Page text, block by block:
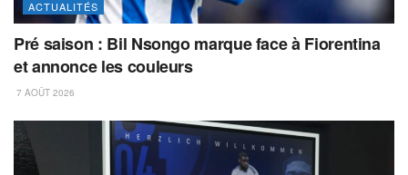
ACTUALITÉS
Pré saison : Bil Nsongo marque face à Fiorentina
et annonce les couleurs
7 AOÛT 2026